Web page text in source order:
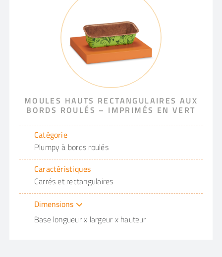
MOULES HAUTS RECTANGULAIRES AUX
BORDS ROULÉS – IMPRIMÉS EN VERT
Catégorie
Plumpy à bords roulés
Caractéristiques
Carrés et rectangulaires
Dimensions
Base longueur x largeur x hauteur